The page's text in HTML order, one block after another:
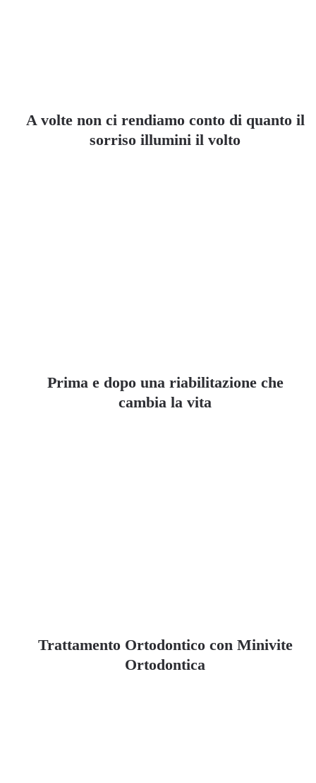
A volte non ci rendiamo conto di quanto il
sorriso illumini il volto
Prima e dopo una riabilitazione che
cambia la vita
Trattamento Ortodontico con Minivite
Ortodontica